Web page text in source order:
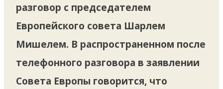
разговор с председателем
Европейского совета Шарлем
Мишелем. В распространенном после
телефонного разговора в заявлении
Совета Европы говорится, что